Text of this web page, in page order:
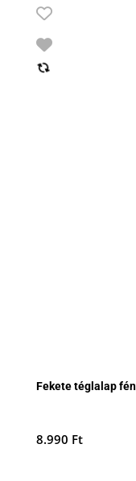
Fekete téglalap
8.990 Ft